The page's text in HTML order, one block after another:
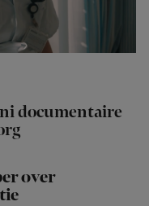
documentaire
over